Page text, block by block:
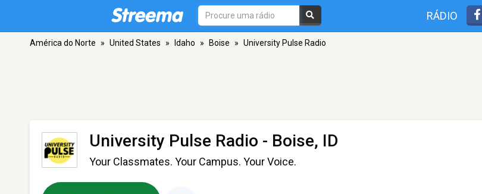
RÁDIO
América do Norte » United States » Idaho » Boise » University Pulse Radio
University Pulse Radio - Boise, ID
Your Classmates. Your Campus. Your Voice.